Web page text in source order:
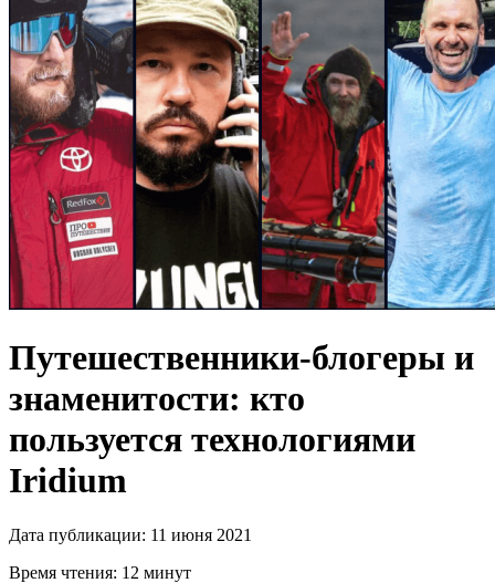
Путешественники-блогеры и
знаменитости: кто
пользуется технологиями
Iridium
Дата публикации: 11 июня 2021
Время чтения: 12 минут